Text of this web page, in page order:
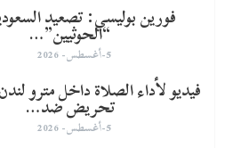
​فورين بوليسي: تصعيد
“الحوثيين”…
5-أغسطس- 2026
فيديو لأداء الصلاة داخل مترو
تحريض ضد…
5-أغسطس- 2026